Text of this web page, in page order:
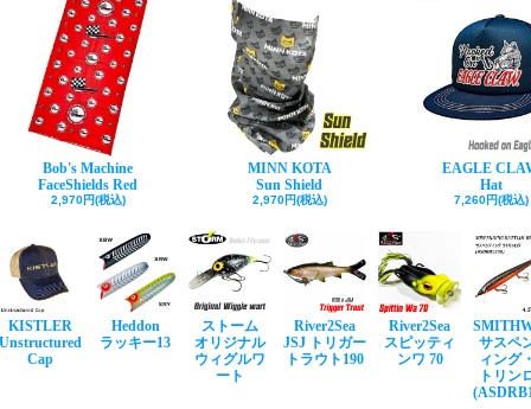
Bob's Machine
FaceShields Red
2,970円(税込)
MINN KOTA
Sun Shield
2,970円(税込)
EAGLE
Hat
7,260円(税込)
KISTLER
Unstructured
Cap
Heddon
ラッキー13
ストーム
オリジナル
ウィグルワ
ート
River2Sea
JSJ トリガー
トラウト190
River2Sea
スピッティ
ンワ 70
サスペ
ィング
トリン